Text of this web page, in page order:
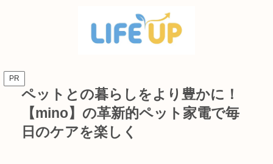
PR
ペットとの暮らしをより豊かに！
【mino】の革新的ペット家電で毎
日のケアを楽しく